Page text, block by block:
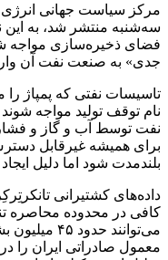
مرکز سیاست جهانی انرژی
سه‌شنبه منتشر شد، به این
فضای ذخیره‌سازی مواجه
جدی» به صنعت نفت آن
تاسیسات نفتی که پمپاژ را
نام توقف تولید مواجه
نفت توسط آب و گاز و
برای همیشه غیرقابل
بلندمدت شود اما دلیل
داده‌های کشتیرانی
کافی در محدوده محاصره
می‌توانند
معمول صادراتی ایران